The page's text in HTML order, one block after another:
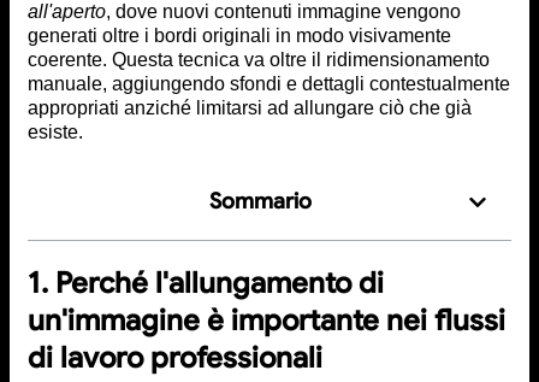
all'aperto, dove nuovi contenuti immagine vengono
generati oltre i bordi originali in modo visivamente
coerente. Questa tecnica va oltre il ridimensionamento
manuale, aggiungendo sfondi e dettagli contestualmente
appropriati anziché limitarsi ad allungare ciò che già
esiste.
Sommario
1. Perché l'allungamento di
un'immagine è importante nei flussi
di lavoro professionali